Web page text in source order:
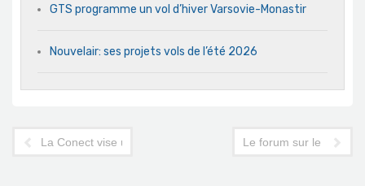
GTS programme un vol d’hiver Varsovie-Monastir
Nouvelair: ses projets vols de l’été 2026
La Conect vise un nouveau regroupement touristique
Le forum sur le